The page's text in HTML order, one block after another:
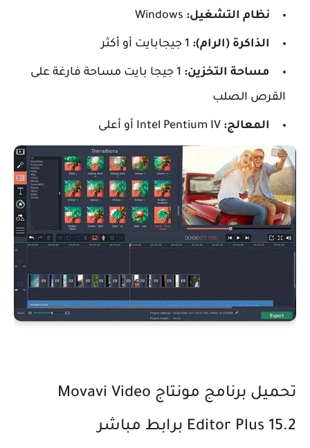
نظام التشغيل:
الذاكرة (الرام): 1 جيجابايت أو أكثر
مساحة التخزين:
1 جيجا بايت مساحة فارغة على
القرص الصلب
المعالج:
تحميل برنامج مونتاج Movavi Video
Editor Plus 15.2 برابط مباشر